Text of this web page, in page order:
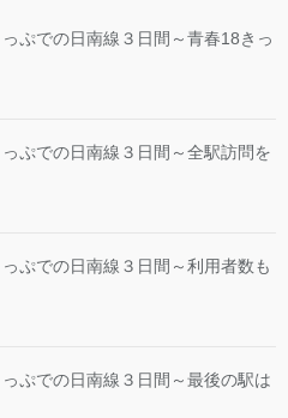
ぷでの日南線３日間～青春18きっ
ぷでの日南線３日間～全駅訪問を
ぷでの日南線３日間～利用者数も
ぷでの日南線３日間～最後の駅は